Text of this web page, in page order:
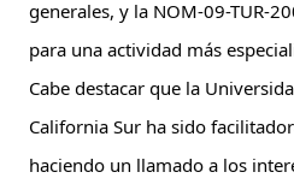
generales, y la NOM-09-TUR-
para una actividad más
Cabe destacar que la
California Sur ha sido
haciendo un llamado a los